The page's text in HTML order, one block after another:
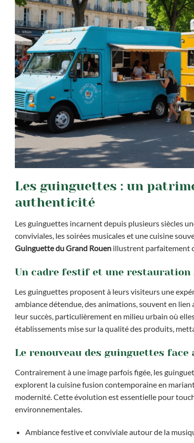
Les guinguettes : un
authenticité
Les guinguettes incarnent depuis plusieurs siècles
conviviales, les soirées musicales et une cuisine
Guinguette du Grand Rouen illustrent parfaitement
Un cadre festif et une
Les guinguettes proposent à leurs visiteurs une
ambiance détendue, des animations, souvent en
leur succès, particulièrement en milieu urbain où
établissements mise sur la qualité des produits,
Le renouveau des guinguettes face
Contrairement à une image parfois figée, les
explorent la cuisine fusion contemporaine en
modernité. Cette évolution est essentielle pour
environnementales.
Ambiance festive et conviviale autour de la